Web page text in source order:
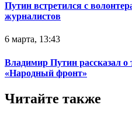
Путин встретился с
журналистов
6 марта, 13:43
Владимир Путин рассказал
«Народный фронт»
Читайте также